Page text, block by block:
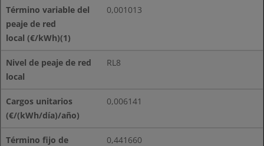
0,001013
RL8
0,006141
0,441660